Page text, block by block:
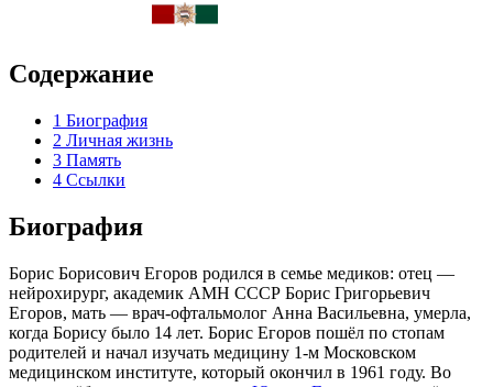
Содержание
1 Биография
2 Личная жизнь
3 Память
4 Ссылки
Биография
Борис Борисович Егоров родился в семье медиков: отец —
нейрохирург, академик АМН СССР Борис Григорьевич
Егоров, мать — врач-офтальмолог Анна Васильевна, умерла,
когда Борису было 14 лет. Борис Егоров пошёл по стопам
родителей и начал изучать медицину 1-м Московском
медицинском институте, который окончил в 1961 году. Во